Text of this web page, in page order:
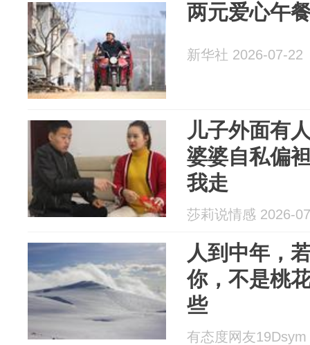
两元爱心午
新华社 2026-07-22
儿子外面有
婆婆自私偏
我走
莎莉说情感 2026-
人到中年，
你，不是桃
些
有态度网友